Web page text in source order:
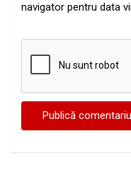
navigator pentru data